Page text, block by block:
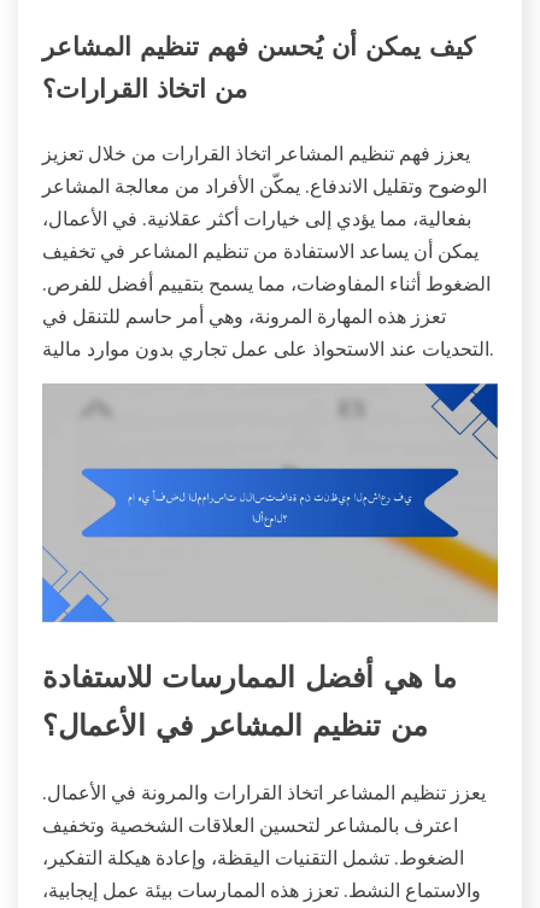
كيف يمكن أن يُحسن فهم تنظيم المشاعر
من اتخاذ القرارات؟
يعزز فهم تنظيم المشاعر اتخاذ القرارات من خلال تعزيز
الوضوح وتقليل الاندفاع. يمكّن الأفراد من معالجة المشاعر
بفعالية، مما يؤدي إلى خيارات أكثر عقلانية. في الأعمال،
يمكن أن يساعد الاستفادة من تنظيم المشاعر في تخفيف
الضغوط أثناء المفاوضات، مما يسمح بتقييم أفضل للفرص.
تعزز هذه المهارة المرونة، وهي أمر حاسم للتنقل في
التحديات عند الاستحواذ على عمل تجاري بدون موارد مالية.
ما هي أفضل الممارسات للاستفادة
من تنظيم المشاعر في الأعمال؟
يعزز تنظيم المشاعر اتخاذ القرارات والمرونة في الأعمال.
اعترف بالمشاعر لتحسين العلاقات الشخصية وتخفيف
الضغوط. تشمل التقنيات اليقظة، وإعادة هيكلة التفكير،
والاستماع النشط. تعزز هذه الممارسات بيئة عمل إيجابية،